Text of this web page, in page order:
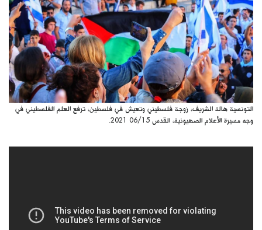
بالصورة
كتّابنا
الأرشيف
التونسية هالة الشريف، زوجة فلسطيني وتعيش في فلسطين، ترفع العلم الفلسطيني في
وجه مسيرة الأعلام الصهيونية، القدس 06/15 2021.